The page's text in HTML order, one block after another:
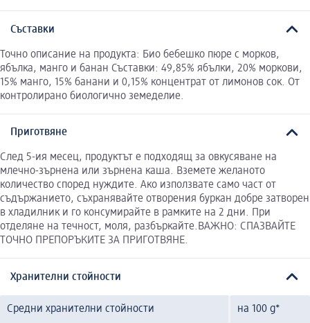
Съставки
Точно описание на продукта: Био бебешко пюре с морков,
ябълка, манго и банан Съставки: 49,85% ябълки, 20% моркови,
15% манго, 15% банани и 0,15% концентрат от лимонов сок. От
контролирано биологично земеделие.
Приготвяне
След 5-ия месец, продуктът е подходящ за овкусяване на
млечно-зърнена или зърнена каша. Вземете желаното
количество според нуждите. Ако използвате само част от
съдържанието, съхранявайте отворения буркан добре затворен
в хладилник и го консумирайте в рамките на 2 дни. При
отделяне на течност, моля, разбъркайте.ВАЖНО: СПАЗВАЙТЕ
ТОЧНО ПРЕПОРЪКИТЕ ЗА ПРИГОТВЯНЕ.
Хранителни стойности
Средни хранителни стойности на 100 g*